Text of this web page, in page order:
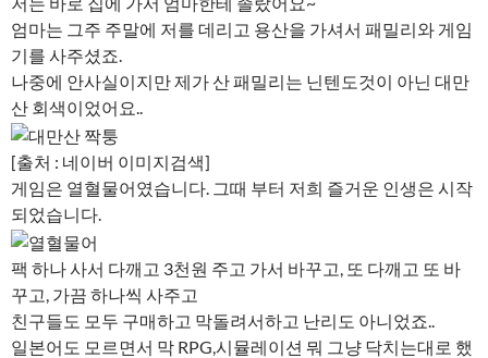
엄마는 그주 주말에 저를 데리고 용산을 가셔서 패밀리와 게임
기를 사주셨죠.
나중에 안사실이지만 제가 산 패밀리는 닌텐도것이 아닌 대만
산 회색이었어요..
[출처 : 네이버 이미지검색]
게임은 열혈물어였습니다. 그때 부터 저희 즐거운 인생은 시작
되었습니다.
팩 하나 사서 다깨고 3천원 주고 가서 바꾸고, 또 다깨고 또 바
꾸고, 가끔 하나씩 사주고
친구들도 모두 구매하고 막돌려서하고 난리도 아니었죠..
일본어도 모르면서 막 RPG,시뮬레이션 뭐 그냥 닥치는대로 했